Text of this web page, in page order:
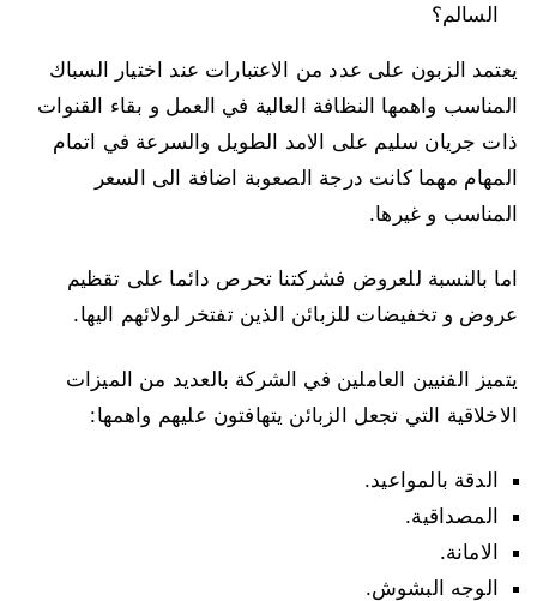
السالم؟
يعتمد الزبون على عدد من الاعتبارات عند اختيار السباك
المناسب واهمها النظافة العالية في العمل و بقاء القنوات
ذات جريان سليم على الامد الطويل والسرعة في اتمام
المهام مهما كانت درجة الصعوبة اضافة الى السعر
المناسب و غيرها.
اما بالنسبة للعروض فشركتنا تحرص دائما على تقظيم
عروض و تخفيضات للزبائن الذين تفتخر لولائهم اليها.
يتميز الفنيين العاملين في الشركة بالعديد من الميزات
الاخلاقية التي تجعل الزبائن يتهافتون عليهم واهمها:
الدقة بالمواعيد.
المصداقية.
الامانة.
الوجه البشوش.